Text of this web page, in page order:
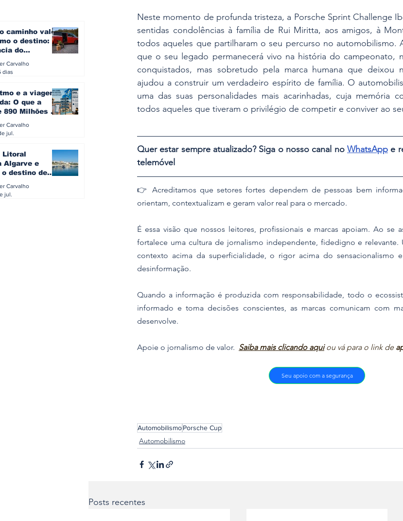
Neste momento de profunda tristeza, a Porsche Sprint Challenge
sentidas condolências à família de Rui Miritta, aos amigos, à
todos aqueles que partilharam o seu percurso no automobilismo.
que o seu legado permanecerá vivo na história do campeonato,
conquistados, mas sobretudo pela marca humana que deixou
ajudou a construir um verdadeiro espírito de família. O
uma das suas personalidades mais acarinhadas, cuja memória
todos aqueles que tiveram o privilégio de competir e conviver ao
Quer estar sempre atualizado? Siga o nosso canal no WhatsApp e
telemóvel
👉 ​Acreditamos que setores fortes dependem de pessoas bem
orientam, contextualizam e geram valor real para o mercado.
​É essa visão que nossos leitores, profissionais e marcas apoiam. Ao se
fortalece uma cultura de jornalismo independente, fidedigno e relevante.
contexto acima da superficialidade, o rigor acima do sensacionalismo
desinformação.
​Quando a informação é produzida com responsabilidade, todo o
informado e toma decisões conscientes, as marcas comunicam com
desenvolve.
​Apoie o jornalismo de valor. Saiba mais clicando aqui ou vá para o link de
Seu apoio com a segurança
AutomobilismoPorsche Cup
Automobilismo
Posts recentes
caminho vale
o destino: a
do
europeu
Carvalho
dias
e a viagem
O que a
890 Milhões à
do turista na
Carvalho
jul.
Litoral
Algarve e
o destino de
Carvalho
jul.